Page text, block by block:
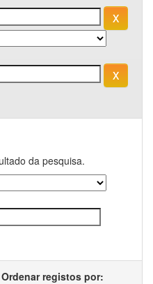
da pesquisa.
Ordenar registos por: